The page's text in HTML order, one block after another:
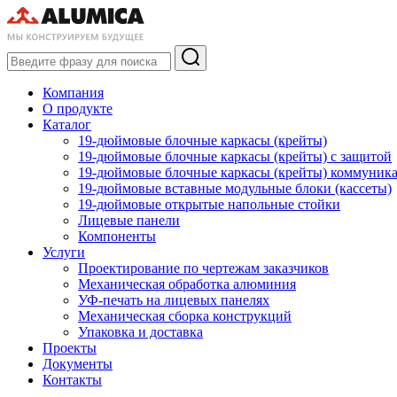
Компания
О продукте
Каталог
19-дюймовые блочные каркасы (крейты)
19-дюймовые блочные каркасы (крейты) с защитой
19-дюймовые блочные каркасы (крейты)
19-дюймовые вставные модульные блоки (кассеты)
19-дюймовые открытые напольные стойки
Лицевые панели
Компоненты
Услуги
Проектирование по чертежам заказчиков
Механическая обработка алюминия
УФ-печать на лицевых панелях
Механическая сборка конструкций
Упаковка и доставка
Проекты
Документы
Контакты